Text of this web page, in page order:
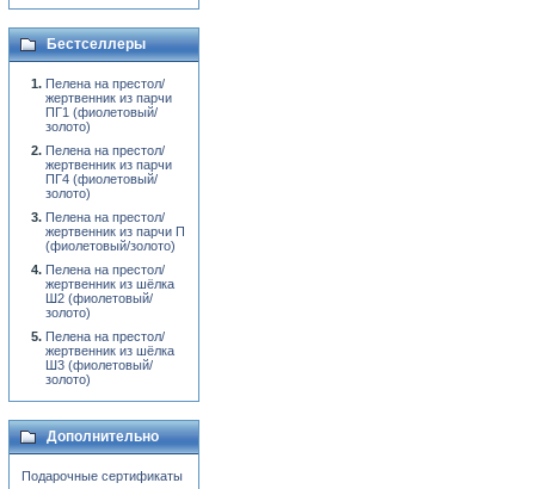
Бестселлеры
Пелена на престол/
жертвенник из парчи
ПГ1 (фиолетовый/
золото)
Пелена на престол/
жертвенник из парчи
ПГ4 (фиолетовый/
золото)
Пелена на престол/
жертвенник из парчи П
(фиолетовый/золото)
Пелена на престол/
жертвенник из шёлка
Ш2 (фиолетовый/
золото)
Пелена на престол/
жертвенник из шёлка
Ш3 (фиолетовый/
золото)
Дополнительно
Подарочные сертификаты